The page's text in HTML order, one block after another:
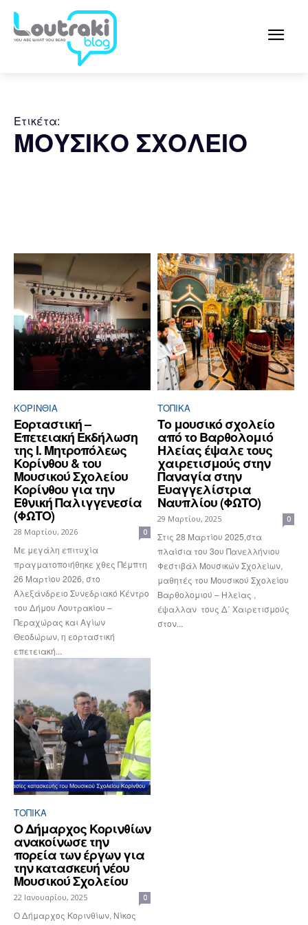
Ετικέτα:
ΜΟΥΣΙΚΟ ΣΧΟΛΕΙΟ
ΚΟΡΙΝΘΊΑ
Εορταστική –
Επετειακή Εκδήλωση
της Ι. Μητροπόλεως
Κορίνθου & του
Μουσικού Σχολείου
Κορίνθου για την
Εθνική Παλιγγενεσία
(ΦΩΤΟ)
28 Μαρτίου, 2026 0
Με μεγάλη επιτυχία
πραγματοποιήθηκε χθες Πέμπτη
26 Μαρτίου 2026, στο
Αλεξάνδρειο Συνεδριακό Κέντρο
του Δήμου Λουτρακίου –
Περαχώρας και Αγίων
Θεοδώρων, η εορταστική
επετειακή...
ΤΟΠΙΚΑ
Το μουσικό σχολείο
από το Βαρθολομιό
Ηλείας έψαλε τους
χαιρετισμούς στην
Παναγία στην
Ευαγγελίστρια
Ναυπλίου (ΦΩΤΟ)
29 Μαρτίου, 2025 0
Στις 28 Μαρτίου 2025,στα
πλαίσια του 3ου Πανελλήνιου
Φεστιβάλ Μουσικών Σχολείων,
μαθητές του Μουσικού Σχολείου
Βαρθολομιού – Ηλείας ,
έψαλλαν τους Δ΄ Χαιρετισμούς
στον...
ΤΟΠΙΚΑ
Ο Δήμαρχος Κορινθίων
ανακοίνωσε την
πορεία των έργων για
την κατασκευή νέου
Μουσικού Σχολείου
22 Ιανουαρίου, 2025 0
Ο Δήμαρχος Κορινθίων, Νίκος